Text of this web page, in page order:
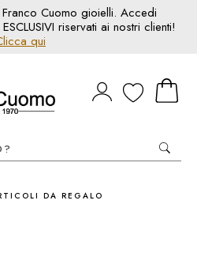
Cuomo gioielli. Accedi
riservati ai nostri clienti!
qui
DA REGALO